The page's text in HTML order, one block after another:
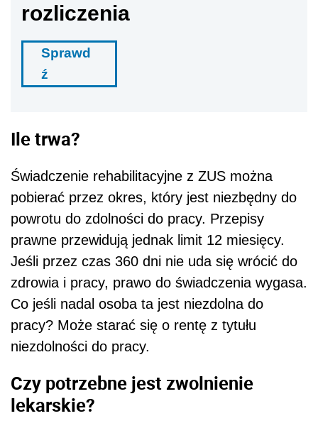
rozliczenia
Sprawd
ź
Ile trwa?
Świadczenie rehabilitacyjne z ZUS można
pobierać przez okres, który jest niezbędny do
powrotu do zdolności do pracy. Przepisy
prawne przewidują jednak limit 12 miesięcy.
Jeśli przez czas 360 dni nie uda się wrócić do
zdrowia i pracy, prawo do świadczenia wygasa.
Co jeśli nadal osoba ta jest niezdolna do
pracy? Może starać się o rentę z tytułu
niezdolności do pracy.
Czy potrzebne jest zwolnienie
lekarskie?